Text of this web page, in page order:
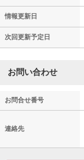
情報更新日
次回更新予定日
お問い合わせ
お問合せ番号
連絡先